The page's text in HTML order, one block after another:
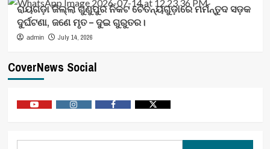
ରାୟଗଡ଼ା ଜିଲ୍ଲା ଗୁଣୁପୁର ନିକଟ ଚୈତନ୍ୟଗୁଡ଼ାରେ ମର୍ମନ୍ତୁଦ ସଡ଼କ
ଦୁର୍ଘଟଣା, ଜଣେ ମୃତ – ଦୁଇ ଗୁରୁତର।
admin July 14, 2026
CoverNews Social